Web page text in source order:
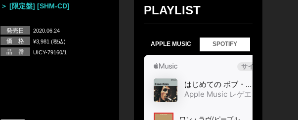
＞ [限定盤] [SHM-CD]
発売日 2020.06.24
価 格 ¥3,981 (税込)
品 番 UICY-79160/1
PLAYLIST
APPLE MUSIC SPOTIFY